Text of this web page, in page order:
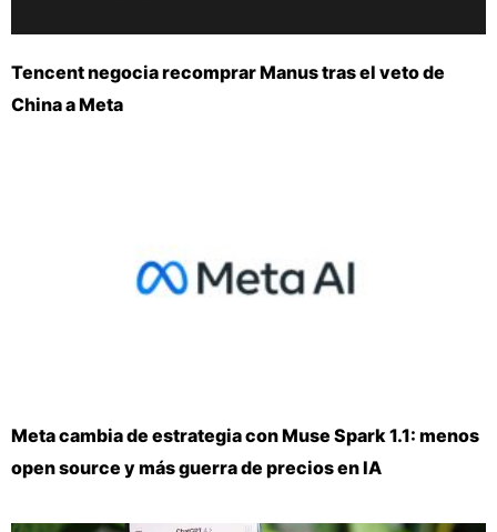
Tencent negocia recomprar Manus tras el veto de
China a Meta
Meta cambia de estrategia con Muse Spark 1.1: menos
open source y más guerra de precios en IA